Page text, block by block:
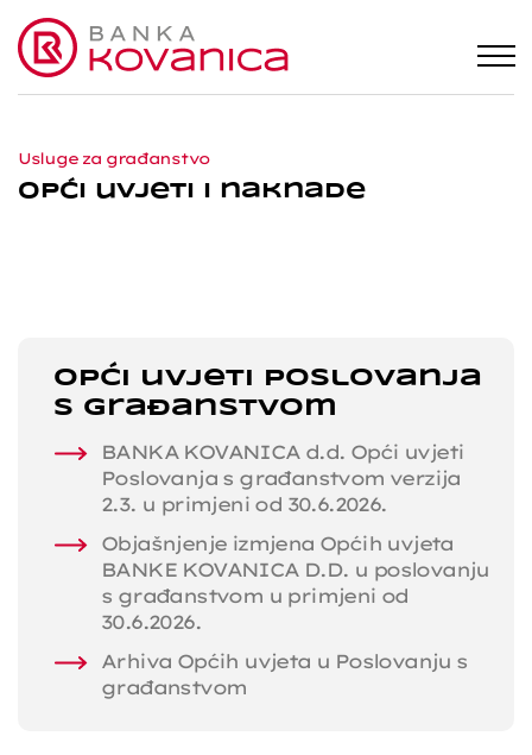
Usluge za građanstvo
Opći uvjeti i naknade
Opći uvjeti poslovanja
s građanstvom
BANKA KOVANICA d.d. Opći uvjeti
Poslovanja s građanstvom verzija
2.3. u primjeni od 30.6.2026.
Objašnjenje izmjena Općih uvjeta
BANKE KOVANICA D.D. u poslovanju
s građanstvom u primjeni od
30.6.2026.
Arhiva Općih uvjeta u Poslovanju s
građanstvom